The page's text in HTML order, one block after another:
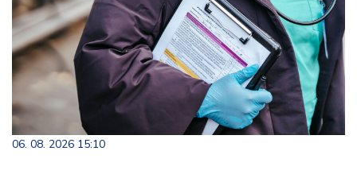
06. 08. 2026 15:10